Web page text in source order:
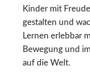
Kinder mit
gestalten und
Lernen erlebbar
Bewegung und
auf die Welt.